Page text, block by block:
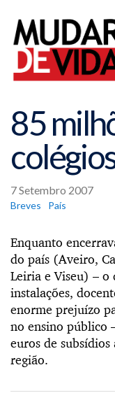
85
7 Setembro 2007
Breves País
Enquanto
do país (Aveiro,
Leiria e Viseu) – o
instalações,
enorme prejuízo
no ensino público
euros de
região.